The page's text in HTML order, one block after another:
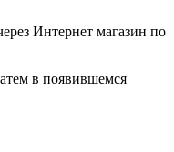
Интернет магазин по
в появившемся